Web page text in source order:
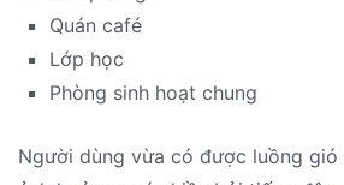
Quán café
Lớp học
Phòng sinh hoạt chung
Người dùng vừa có được luồng gió